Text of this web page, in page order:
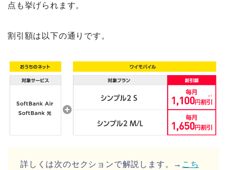
点も挙げられます。
割引額は以下の通りです。
詳しくは次のセクションで解説します。→ こち